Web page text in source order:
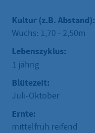
Kultur (z.B. Abstand):
Wuchs: 1,70 - 2,50m
Lebenszyklus:
1 jährig
Blütezeit:
Juli-Oktober
Ernte:
mittelfrüh reifend